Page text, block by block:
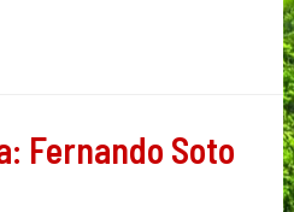
Fernando Soto